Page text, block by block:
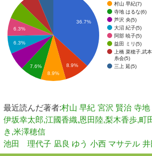
村山 早紀(7)
寺地 はるな(6)
芦沢 央(5)
大沼 紀子(5)
阿部 暁子(5)
益田 ミリ(5)
上橋 菜穂子,武本
糸会(5)
三上 延(5)
36.7%
8.9%
6.3%
6.3%
7.6%
8.9%
最近読んだ著者:村山 早紀 宮沢 賢治 寺地
伊坂幸太郎,江國香織,恩田陸,梨木香歩,町
き,米澤穂信
池田 理代子 凪良 ゆう 小西 マサテル 井